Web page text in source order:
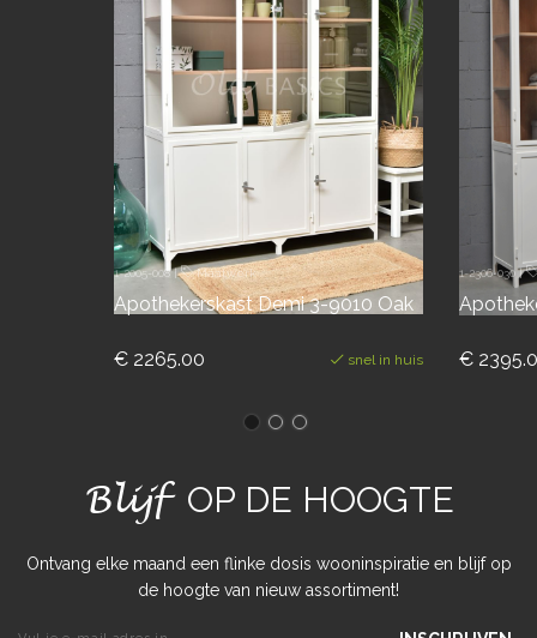
1-2005-008| Maatwerk
Apothekerskast Demi 3-9010 Oak
€ 2265.00 snel in huis
1-2306-030|
€
Blijf OP DE HOOGTE
Ontvang elke maand een flinke dosis wooninspiratie en blijf op
de hoogte van nieuw assortiment!